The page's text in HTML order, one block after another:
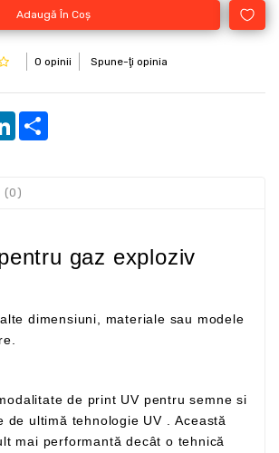
Adaugă În Coş
0 opinii Spune-ţi opinia
LinkedIn
(0)
gaz exploziv
dimensiuni, materiale sau modele
decât o tehnică